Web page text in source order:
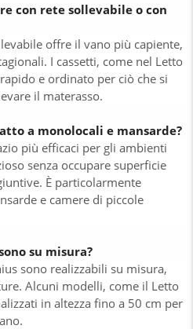
con rete sollevabile o con
offre il vano più capiente,
I cassetti, come nel Letto
e ordinato per ciò che si
il materasso.
a monolocali e mansarde?
più efficaci per gli ambienti
senza occupare superficie
È particolarmente
e camere di piccole
su misura?
sono realizzabili su misura,
Alcuni modelli, come il Letto
in altezza fino a 50 cm per